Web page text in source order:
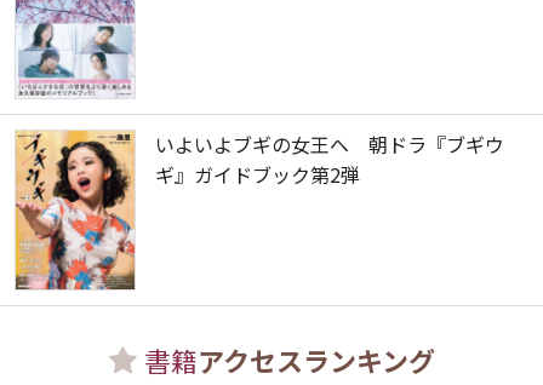
いよいよブギの女王へ 朝ドラ『ブギウ
ギ』ガイドブック第2弾
書籍アクセスランキング